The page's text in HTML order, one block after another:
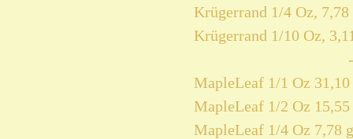
Krügerrand 1/4 Oz,
Krügerrand 1/10 Oz,
MapleLeaf 1/1 Oz
MapleLeaf 1/2 Oz
MapleLeaf 1/4 Oz 7,78